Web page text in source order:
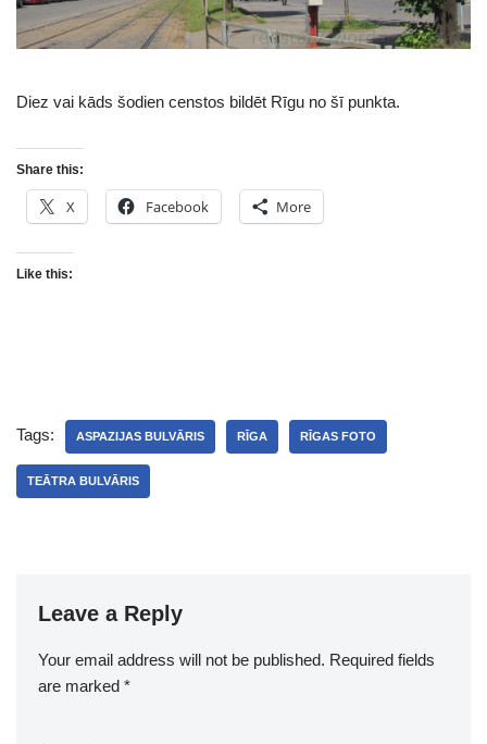
Diez vai kāds šodien censtos bildēt Rīgu no šī punkta.
Share this:
X Facebook More
Like this:
Tags: ASPAZIJAS BULVĀRIS RĪGA RĪGAS FOTO
TEĀTRA BULVĀRIS
Leave a Reply
Your email address will not be published. Required fields
are marked *